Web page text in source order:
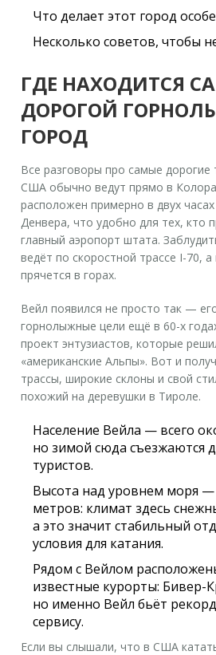
Что делает этот город
Несколько советов, чтобы
ГДЕ НАХОДИТСЯ
ДОРОГОЙ
ГОРОД
Все разговоры про самые дорогие
США обычно ведут прямо в
расположен примерно в двух
Денвера, что удобно для тех, кто
главный аэропорт штата.
ведёт по скоростной трассе I-70,
прячется в горах.
Вейл появился не просто так —
горнолыжные цели ещё в 60-х
проект энтузиастов, которые
«американские Альпы». Вот и
трассы, широкие склоны и свой
похожий на деревушки в Тироле.
Население Вейла — всего
но зимой сюда съезжаются
туристов.
Высота над уровнем моря
метров: климат здесь
а это значит стабильный
условия для катания.
Рядом с Вейлом
известные курорты: Бивер-
но именно Вейл бьёт
сервису.
Если вы слышали, что в США